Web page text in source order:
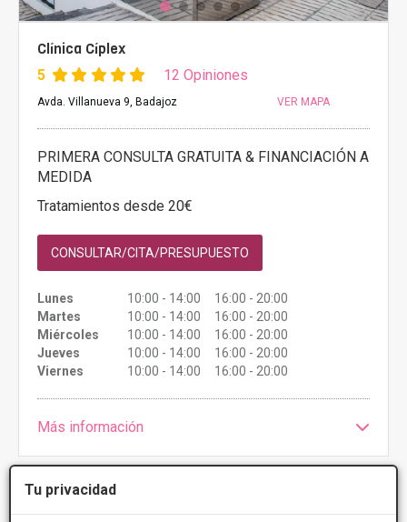
Tu privacidad
Clínica Cíplex
5 12 Opiniones
Avda. Villanueva 9, Badajoz VER MAPA
PRIMERA CONSULTA GRATUITA & FINANCIACIÓN A
MEDIDA
Tratamientos desde 20€
CONSULTAR/CITA/PRESUPUESTO
Lunes
10:00 - 14:00 16:00 - 20:00
Martes
10:00 - 14:00 16:00 - 20:00
Miércoles
10:00 - 14:00 16:00 - 20:00
Jueves
10:00 - 14:00 16:00 - 20:00
Viernes
10:00 - 14:00 16:00 - 20:00
Más información